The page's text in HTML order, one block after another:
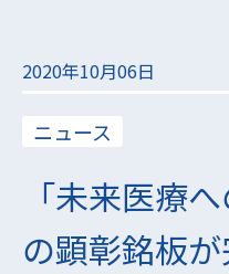
2020年10月06日
ニュース
「未来医療
の顕彰銘板